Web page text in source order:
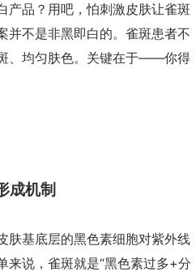
品？用吧，怕刺激皮肤让雀斑
并不是非黑即白的。雀斑患者不
、均匀肤色。关键在于——你得
成机制
基底层的黑色素细胞对紫外线
来说，雀斑就是“黑色素过多+分